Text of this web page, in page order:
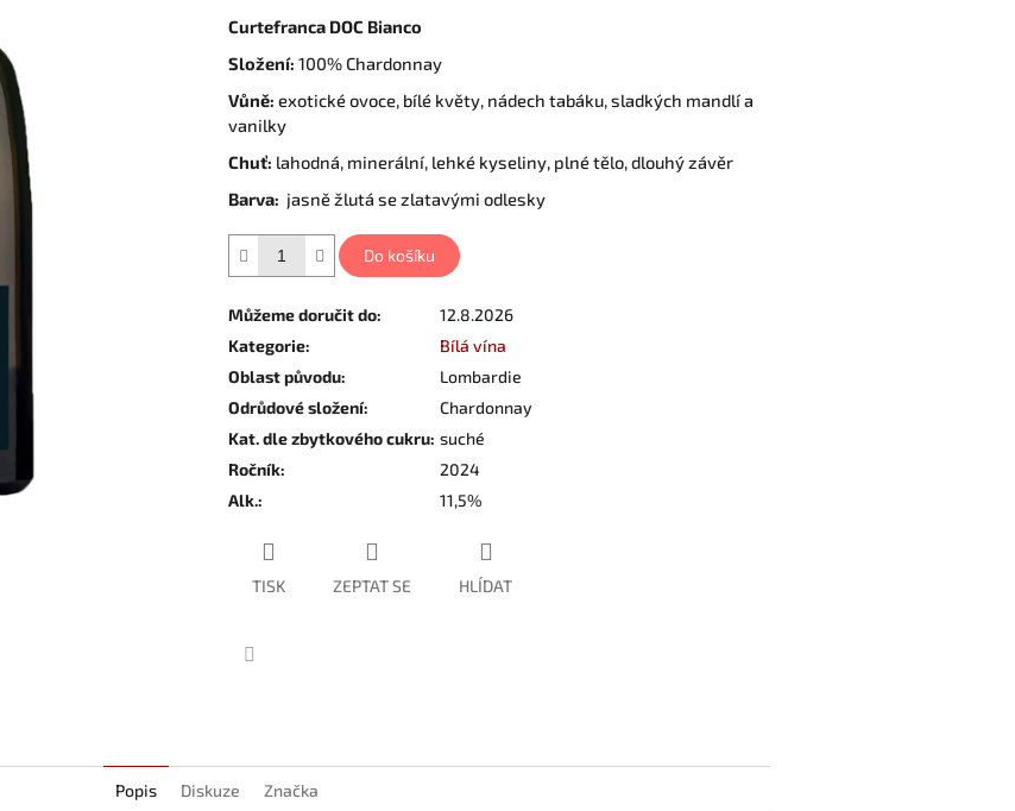
Curtefranca DOC Bianco
Složení: 100% Chardonnay
Vůně: exotické ovoce, bílé květy, nádech tabáku, sladkých mandlí a
vanilky
Chuť: lahodná, minerální, lehké kyseliny, plné tělo, dlouhý závěr
Barva: jasně žlutá se zlatavými odlesky
Do košíku
Můžeme doručit do:
12.8.2026
Kategorie:
Bílá vína
Oblast původu:
Lombardie
Odrůdové složení:
Chardonnay
Kat. dle zbytkového cukru: suché
Ročník:
2024
Alk.: 11,5%
TISK ZEPTAT SE HLÍDAT
Popis Diskuze Značka